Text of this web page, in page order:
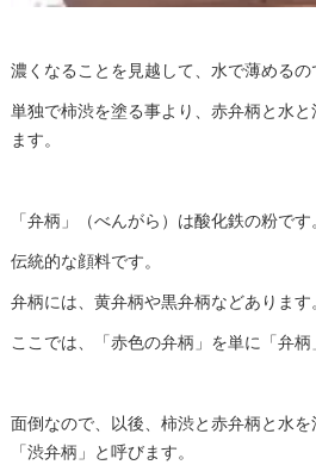
濃くなることを見越して、水で薄めるの
単独で柿渋を塗る事より、赤弁柄と水
ます。
「弁柄」（べんがら）は酸化鉄の粉です。
伝統的な顔料です。
弁柄には、黄弁柄や黒弁柄などあります。
ここでは、「赤色の弁柄」を単に「弁柄
面倒なので、以後、柿渋と赤弁柄と水を
「渋弁柄」と呼びます。